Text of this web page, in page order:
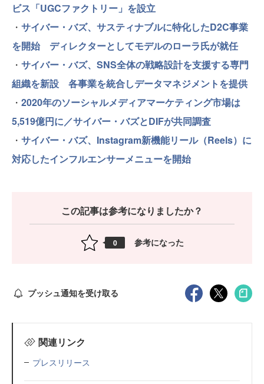
ビス「UGCファクトリー」を設立
・ サイバー・バズ、サスティナブルに特化したD2C事業
を開始 ディレクターとしてモデルのローラ氏が就任
・ サイバー・バズ、SNS全体の戦略設計を支援する専門
組織を新設 各事業を統合しデータマネジメントを提供
・ 2020年のソーシャルメディアマーケティング市場は
5,519億円に／サイバー・バズとDIFが共同調査
・ サイバー・バズ、Instagram新機能リール（Reels）に
対応したインフルエンサーメニューを開始
この記事は参考になりましたか？
0 参考になった
プッシュ通知を受け取る
関連リンク
プレスリリース